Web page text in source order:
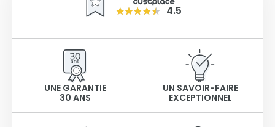
4.5
UNE GARANTIE
30 ANS
UN SAVOIR-FAIRE
EXCEPTIONNEL